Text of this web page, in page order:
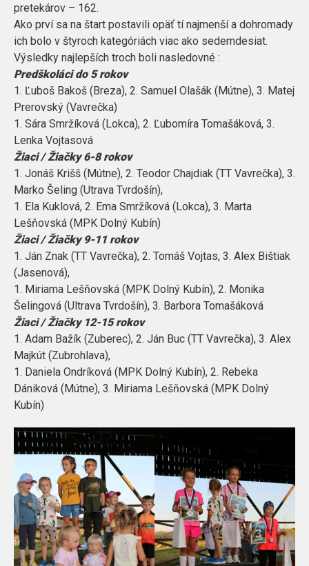
pretekárov – 162.
Ako prví sa na štart postavili opäť tí najmenší a dohromady
ich bolo v štyroch kategóriách viac ako sedemdesiat.
Výsledky najlepších troch boli nasledovné :
Predškoláci do 5 rokov
1. Ľuboš Bakoš (Breza), 2. Samuel Olašák (Mútne), 3. Matej
Prerovský (Vavrečka)
1. Sára Smržíková (Lokca), 2. Ľubomíra Tomašáková, 3.
Lenka Vojtasová
Žiaci / Žiačky 6-8 rokov
1. Jonáš Krišš (Mútne), 2. Teodor Chajdiak (TT Vavrečka), 3.
Marko Šeling (Utrava Tvrdošín),
1. Ela Kuklová, 2. Ema Smržíková (Lokca), 3. Marta
Lešňovská (MPK Dolný Kubín)
Žiaci / Žiačky 9-11 rokov
1. Ján Znak (TT Vavrečka), 2. Tomáš Vojtas, 3. Alex Bištiak
(Jasenová),
1. Miriama Lešňovská (MPK Dolný Kubín), 2. Monika
Šelingová (Ultrava Tvrdošín), 3. Barbora Tomašáková
Žiaci / Žiačky 12-15 rokov
1. Adam Bažík (Zuberec), 2. Ján Buc (TT Vavrečka), 3. Alex
Majkút (Zubrohlava),
1. Daniela Ondríková (MPK Dolný Kubín), 2. Rebeka
Dániková (Mútne), 3. Miriama Lešňovská (MPK Dolný
Kubín)